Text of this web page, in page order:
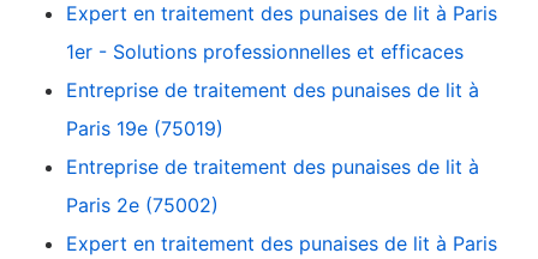
Expert en traitement des punaises de lit à Paris
1er - Solutions professionnelles et efficaces
Entreprise de traitement des punaises de lit à
Paris 19e (75019)
Entreprise de traitement des punaises de lit à
Paris 2e (75002)
Expert en traitement des punaises de lit à Paris